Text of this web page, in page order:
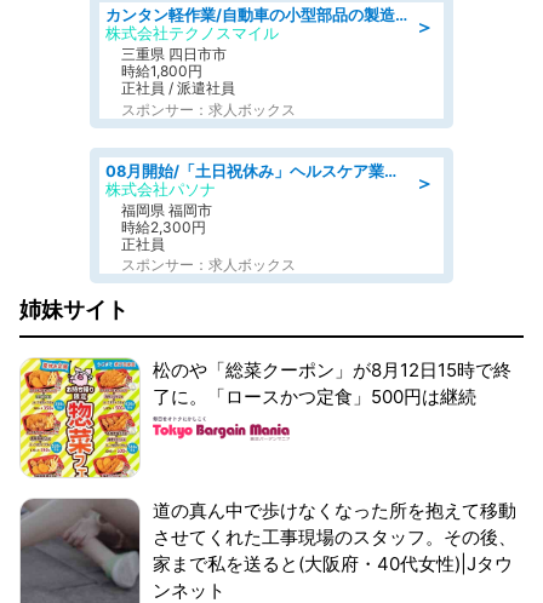
＞
カンタン軽作業/自動車の小型部品の製造オペレーター denso aichi
株式会社テクノスマイル
三重県 四日市市
時給1,800円
正社員 / 派遣社員
スポンサー：求人ボックス
＞
08月開始/「土日祝休み」ヘルスケア業界の産業保健師/高時給/未経験OK/要資格:保健師、正看護師
株式会社パソナ
福岡県 福岡市
時給2,300円
正社員
スポンサー：求人ボックス
姉妹サイト
松のや「総菜クーポン」が8月12日15時で終
了に。「ロースかつ定食」500円は継続
道の真ん中で歩けなくなった所を抱えて移動
させてくれた工事現場のスタッフ。その後、
家まで私を送ると(大阪府・40代女性)|Jタウ
ンネット